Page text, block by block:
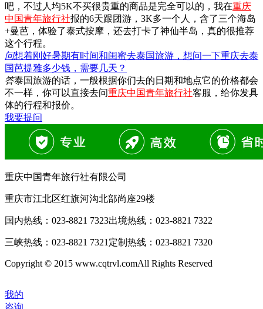
吧，不过人均5K不买很贵重的商品是完全可以的，我在重庆
中国青年旅行社报的6天跟团游，3K多一个人，含了三个海岛
+曼芭，体验了泰式按摩，还去打卡了神仙半岛，真的很推荐
这个行程。
问想着刚好暑期有时间和闺蜜去泰国旅游，想问一下重庆去泰
国芭提雅多少钱，需要几天？
答泰国旅游的话，一般根据你们去的日期和地点它的价格都会
不一样，你可以直接去问重庆中国青年旅行社客服，给你发具
体的行程和报价。
我要提问
重庆中国青年旅行社有限公司
重庆市江北区红旗河沟北部尚座29楼
国内热线： 023-8821 7323出境热线： 023-8821 7322
三峡热线： 023-8821 7321 定制热线： 023-8821 7320
Copyright © 2015 www.cqtrvl.comAll Rights Reserved
我的
咨询